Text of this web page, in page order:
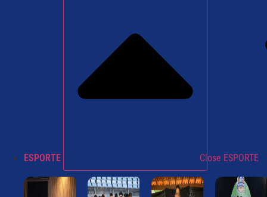
ESPORTE Close ESPORTE